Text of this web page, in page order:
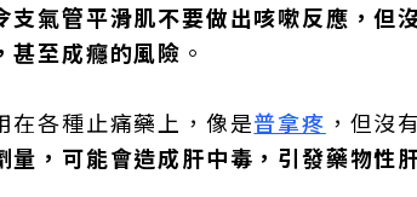
支氣管平滑肌不要做出咳嗽反應，但
甚至成癮的風險 。
在各種止痛藥上，像是普拿疼 ，但沒
量，可能會造成肝中毒，引發藥物性